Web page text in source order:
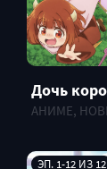
ЭП. 1-12 ИЗ 12